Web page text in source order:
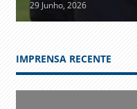
29 Junho, 2026
IMPRENSA RECENTE